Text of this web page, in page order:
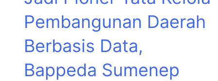
Pembangunan Daerah
Berbasis Data,
Bappeda Sumenep